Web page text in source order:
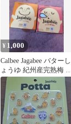
¥ 1,000
Calbee Jagabee バターし
ょうゆ 紀州産完熟梅 2
種セット